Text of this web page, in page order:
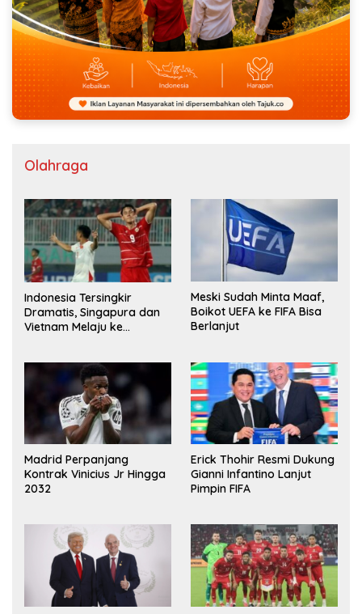
Olahraga
Indonesia Tersingkir
Dramatis, Singapura dan
Vietnam Melaju ke
Meski Sudah Minta Maaf,
Boikot UEFA ke FIFA Bisa
Berlanjut
Madrid Perpanjang
Kontrak Vinicius Jr Hingga
2032
Erick Thohir Resmi Dukung
Gianni Infantino Lanjut
Pimpin FIFA